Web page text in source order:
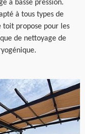
à basse pression.
à tous types de
toit propose pour les
de nettoyage de